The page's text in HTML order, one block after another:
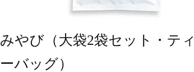
みやび（大袋2袋セット・ティ
ーバッグ）